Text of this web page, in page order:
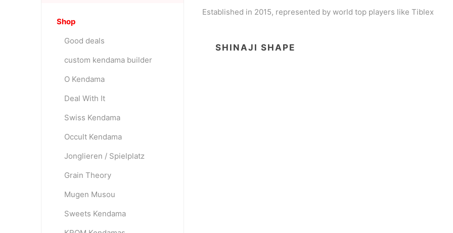
Kendama ISR Sol Kendamas Swiss Kendama
Duncan Toys
Established in 2015, represented by world top players like Tiblex
SHINAJI SHAPE
Shop
Good deals
custom kendama builder
O Kendama
Deal With It
Swiss Kendama
Occult Kendama
Jonglieren / Spielplatz
Grain Theory
Mugen Musou
Sweets Kendama